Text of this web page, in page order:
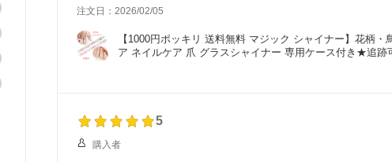
注文日：2026/02/05
【1000円ポッキリ 送料無料 マジック シャイナー】花柄
ア ネイルケア 爪 グラスシャイナー 専用ケース付き★追
5
購入者